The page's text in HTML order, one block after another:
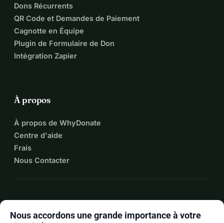
Dons Récurrents
QR Code et Demandes de Paiement
Cagnotte en Équipe
Plugin de Formulaire de Don
Intégration Zapier
À propos
À propos de WhyDonate
Centre d'aide
Frais
Nous Contacter
Nous accordons une grande importance à votre